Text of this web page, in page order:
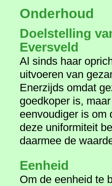
Onderhoud
Doelstelling
Eversveld
Al sinds haar
uitvoeren van
Enerzijds omdat
goedkoper is,
eenvoudiger is om
deze uniformiteit
daarmee de
Eenheid
Om de eenheid te